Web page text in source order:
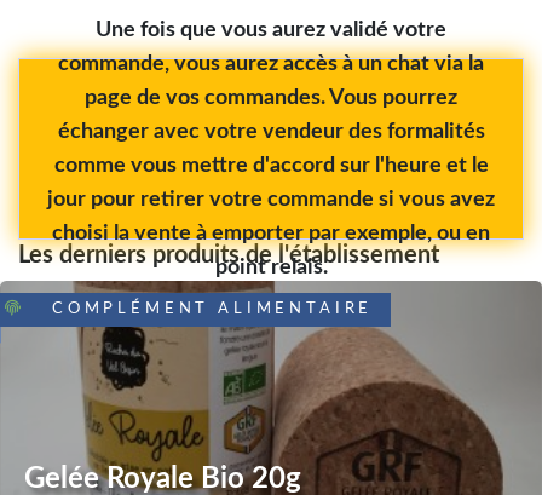
Une fois que vous aurez validé votre
commande, vous aurez accès à un chat via la
page de vos commandes. Vous pourrez
échanger avec votre vendeur des formalités
comme vous mettre d'accord sur l'heure et le
jour pour retirer votre commande si vous avez
choisi la vente à emporter par exemple, ou en
point relais.
Les derniers produits de l'établissement
COMPLÉMENT ALIMENTAIRE
Gelée Royale Bio 20g